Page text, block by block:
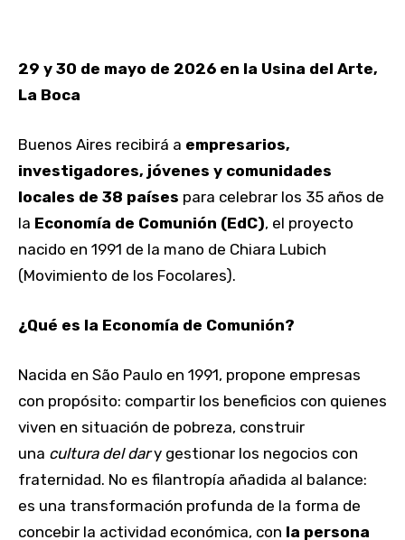
29 y 30 de mayo de 2026 en la Usina del Arte,
La Boca
Buenos Aires recibirá a empresarios,
investigadores, jóvenes y comunidades
locales de 38 países para celebrar los 35 años de
la Economía de Comunión (EdC), el proyecto
nacido en 1991 de la mano de Chiara Lubich
(Movimiento de los Focolares).
¿Qué es la Economía de Comunión?
Nacida en São Paulo en 1991, propone empresas
con propósito: compartir los beneficios con quienes
viven en situación de pobreza, construir
una cultura del dary gestionar los negocios con
fraternidad. No es filantropía añadida al balance:
es una transformación profunda de la forma de
concebir la actividad económica, con la persona